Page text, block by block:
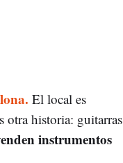
El local es
otra historia: guitarras
instrumentos